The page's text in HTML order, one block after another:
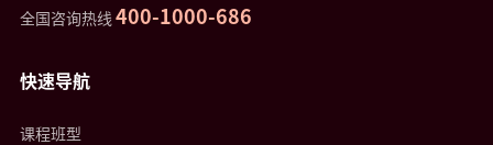
全国咨询热线400-1000-686
快速导航
课程班型